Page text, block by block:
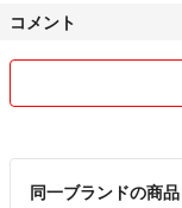
コメント
同一ブランドの商品